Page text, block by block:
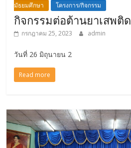
มัธยมศึกษา
โครงการ/กิจกรรม
กิจกรรมต่อต้านยาเสพติด
กรกฎาคม 25, 2023 admin
วันที่ 26 มิถุนายน 2
Read more